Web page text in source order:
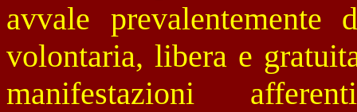
avvale
volontaria, libera e
manifestazioni